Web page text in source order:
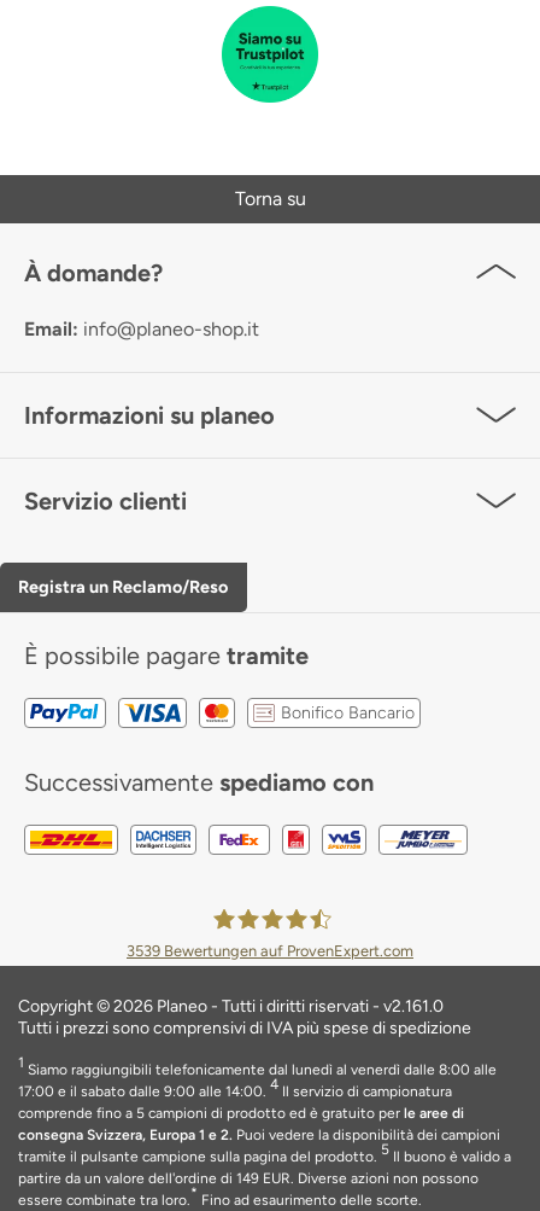
Torna su
À domande?
Email: info@planeo-shop.it
Informazioni su planeo
Servizio clienti
Registra un Reclamo/Reso
È possibile pagare tramite
Bonifico Bancario
Successivamente spediamo con
3539 Bewertungen auf ProvenExpert.com
Copyright © 2026 Planeo - Tutti i diritti riservati - v2.161.0
Tutti i prezzi sono comprensivi di IVA più spese di spedizione
1 Siamo raggiungibili telefonicamente dal lunedì al venerdì dalle 8:00 alle
17:00 e il sabato dalle 9:00 alle 14:00. 4 Il servizio di campionatura
comprende fino a 5 campioni di prodotto ed è gratuito per le aree di
consegna Svizzera, Europa 1 e 2. Puoi vedere la disponibilità dei campioni
tramite il pulsante campione sulla pagina del prodotto. 5 Il buono è valido a
partire da un valore dell'ordine di 149 EUR. Diverse azioni non possono
essere combinate tra loro.* Fino ad esaurimento delle scorte.